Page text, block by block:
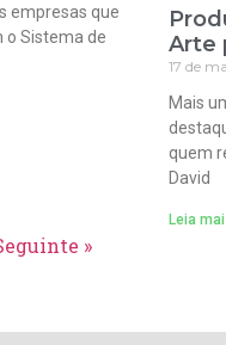
empresas que
o Sistema de
Arte
17 de
Mais
quem
David
Leia
»